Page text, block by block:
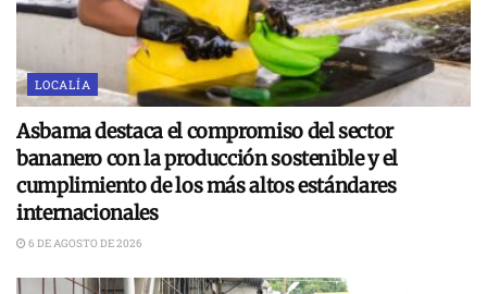
LOCALÍA
Asbama destaca el compromiso del sector
bananero con la producción sostenible y el
cumplimiento de los más altos estándares
internacionales
6 DE AGOSTO DE 2026